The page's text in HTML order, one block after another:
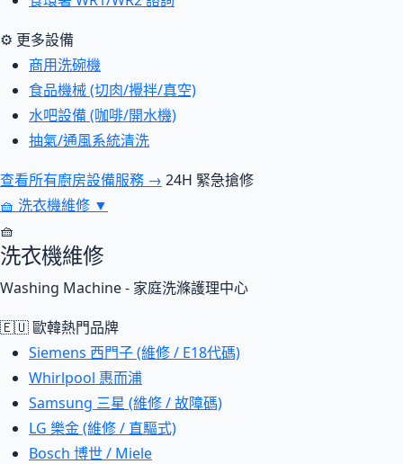
⚙ 更多設備
商用洗碗機
食品機械 (切肉/攪拌/真空)
水吧設備 (咖啡/開水機)
抽氣/通風系統清洗
查看所有廚房設備服務 → 24H 緊急搶修
🧺 洗衣機維修 ▼
🧺
洗衣機維修
Washing Machine - 家庭洗滌護理中心
🇪🇺 歐韓熱門品牌
Siemens 西門子 (維修 / E18代碼)
Whirlpool 惠而浦
Samsung 三星 (維修 / 故障碼)
LG 樂金 (維修 / 直驅式)
Bosch 博世 / Miele